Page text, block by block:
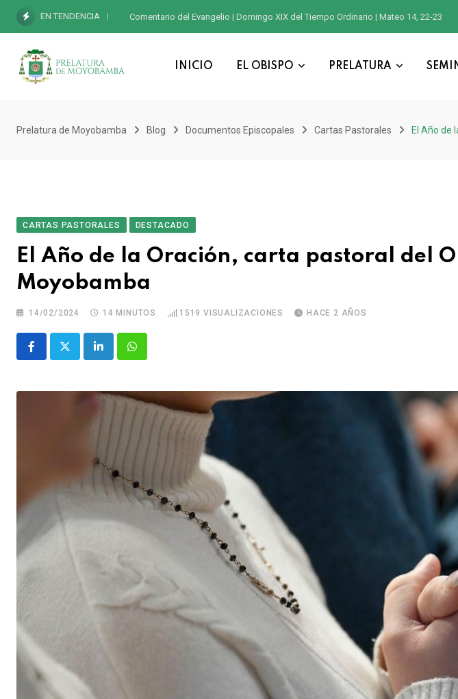
EN TENDENCIA Comentario del Evangelio | Domingo XIX del Tiempo Ordinario | Mateo 14, 22-23
INICIO EL OBISPO PRELATURA
Prelatura de Moyobamba Blog Documentos Episcopales Cartas Pastorales El Año de
CARTAS PASTORALES DESTACADO
El Año de la Oración, carta pastoral del
Moyobamba
14/02/2024 14 MINUTOS 1519 VISUALIZACIONES HACE 2 AÑOS